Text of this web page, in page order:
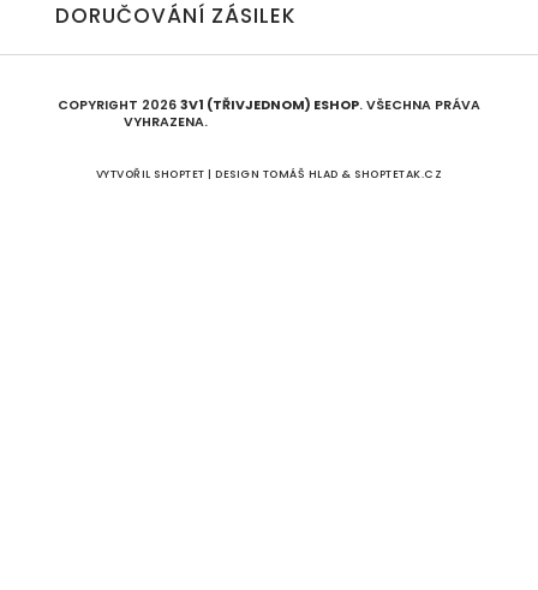
DORUČOVÁNÍ ZÁSILEK
COPYRIGHT 2026 3V1 (TŘIVJEDNOM) ESHOP. VŠECHNA PRÁVA
VYHRAZENA.
VYTVOŘIL SHOPTET | DESIGN TOMÁŠ HLAD & SHOPTETAK.CZ